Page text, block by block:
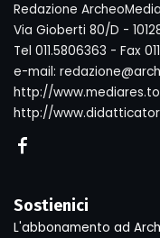
Redazione
Via Gioberti 80/D -
Tel 011.5806363 - Fax
e-mail:
http://
http://
Sostienici
L'abbonamento ad